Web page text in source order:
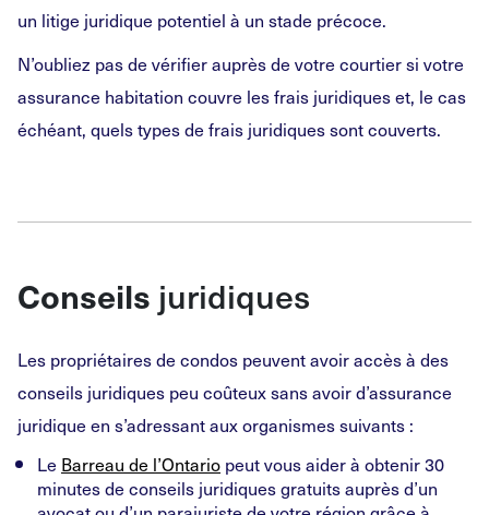
un litige juridique potentiel à un stade précoce.
N’oubliez pas de vérifier auprès de votre courtier si votre
assurance habitation couvre les frais juridiques et, le cas
échéant, quels types de frais juridiques sont couverts.
Conseils juridiques
Les propriétaires de condos peuvent avoir accès à des
conseils juridiques peu coûteux sans avoir d’assurance
juridique en s’adressant aux organismes suivants :
Le Barreau de l’Ontario peut vous aider à obtenir 30
minutes de conseils juridiques gratuits auprès d’un